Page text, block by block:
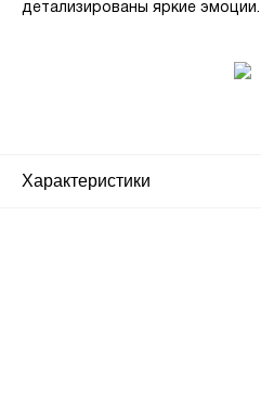
детализированы яркие эмоции.
Характеристики